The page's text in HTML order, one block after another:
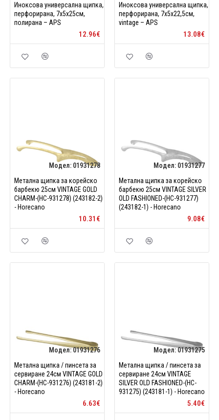
Иноксова универсална щипка,
перфорирана, 7x5x25см,
полирана – APS
12.96€
Иноксова универсална щипка,
перфорирана, 7x5x22,5см,
vintage – APS
13.08€
Модел: 01931278
Метална щипка за корейско
барбекю 25см VINTAGE GOLD
CHARM-(HC-931278) (243182-2)
- Horecano
10.31€
Модел: 01931277
Метална щипка за корейско
барбекю 25см VINTAGE SILVER
OLD FASHIONED-(HC-931277)
(243182-1) - Horecano
9.08€
Модел:01931276
Метална щипка / пинсета за
сервиране 24см VINTAGE GOLD
CHARM-(HC-931276) (243181-2)
- Horecano
6.63€
Модел:01931275
Метална щипка / пинсета за
сервиране 24см VINTAGE
SILVER OLD FASHIONED-(HC-
931275) (243181-1) - Horecano
5.40€